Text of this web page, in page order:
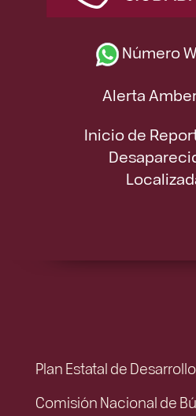
Número
Alerta
Inicio de
Plan Estatal de Desarrollo
Comisión Nacional de